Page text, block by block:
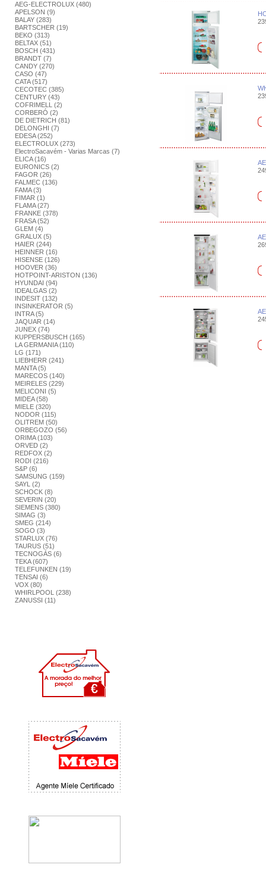
AEG-ELECTROLUX (480)
APELSON (9)
BALAY (283)
BARTSCHER (19)
BEKO (313)
BELTAX (51)
BOSCH (431)
BRANDT (7)
CANDY (270)
CASO (47)
CATA (517)
CECOTEC (385)
CENTURY (43)
COFRIMELL (2)
CORBERÓ (2)
DE DIETRICH (81)
DELONGHI (7)
EDESA (252)
ELECTROLUX (273)
ElectroSacavém - Varias Marcas (7)
ELICA (16)
EURONICS (2)
FAGOR (26)
FALMEC (136)
FAMA (3)
FIMAR (1)
FLAMA (27)
FRANKE (378)
FRASA (52)
GLEM (4)
GRALUX (5)
HAIER (244)
HEINNER (16)
HISENSE (126)
HOOVER (36)
HOTPOINT-ARISTON (136)
HYUNDAI (94)
IDEALGAS (2)
INDESIT (132)
INSINKERATOR (5)
INTRA (5)
JAQUAR (14)
JUNEX (74)
KUPPERSBUSCH (165)
LA GERMANIA (110)
LG (171)
LIEBHERR (241)
MANTA (5)
MARECOS (140)
MEIRELES (229)
MELICONI (5)
MIDEA (58)
MIELE (320)
NODOR (115)
OLITREM (50)
ORBEGOZO (56)
ORIMA (103)
ORVED (2)
REDFOX (2)
RODI (216)
S&P (6)
SAMSUNG (159)
SAYL (2)
SCHOCK (8)
SEVERIN (20)
SIEMENS (380)
SIMAG (3)
SMEG (214)
SOGO (3)
STARLUX (76)
TAURUS (51)
TECNOGÁS (6)
TEKA (607)
TELEFUNKEN (19)
TENSAI (6)
VOX (80)
WHIRLPOOL (238)
ZANUSSI (11)